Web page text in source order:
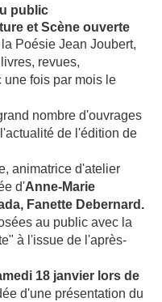
public
et Scène ouverte
Poésie Jean Joubert,
revues,
une fois par mois le
nombre d'ouvrages
de l'édition de
animatrice d'atelier
d'Anne-Marie
Fanette Debernard.
au public avec la
à l'issue de l'après-
18 janvier lors de
d'une présentation du